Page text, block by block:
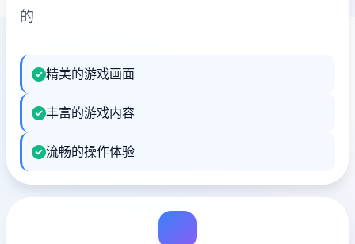
的
精美的游戏画面
丰富的游戏内容
流畅的操作体验